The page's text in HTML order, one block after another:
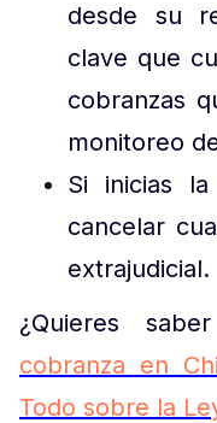
desde su
clave que
cobranzas
monitoreo
Si inicias
cancelar
extrajudicial.
¿Quieres
cobranza en
Todo sobre la